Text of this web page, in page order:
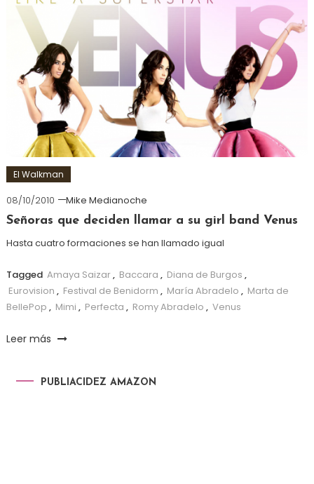
El Walkman
08/10/2010
Mike Medianoche
Señoras que deciden llamar a su girl band Venus
Hasta cuatro formaciones se han llamado igual
Tagged Amaya Saizar, Baccara , Diana de Burgos ,
Eurovision , Festival de Benidorm , María Abradelo , Marta de
BellePop , Mimi , Perfecta , Romy Abradelo , Venus
Leer más
PUBLIACIDEZ AMAZON